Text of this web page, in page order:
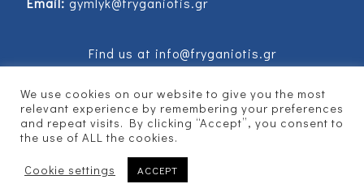
Find us at info@fryganiotis.gr
© 2017 Εκπαιδευτήρια Φρυγανιώτη - Developed
byVertitech
We use cookies on our website to give you the most
relevant experience by remembering your preferences
and repeat visits. By clicking “Accept”, you consent to
the use of ALL the cookies.
Cookie settings ACCEPT